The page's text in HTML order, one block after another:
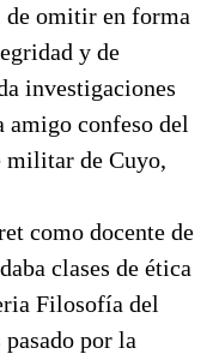
de omitir en forma
y de
investigaciones
amigo confeso del
militar de Cuyo,
como docente de
clases de ética
Filosofía del
por la